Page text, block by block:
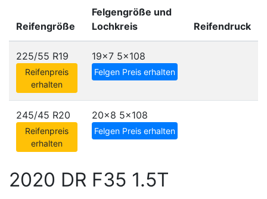
Reifengröße
Felgengröße und
Lochkreis
Reifendruck
225/55 R19
Reifenpreis
erhalten
19x7 5x108
Felgen Preis erhalten
245/45 R20
Reifenpreis
erhalten
20x8 5x108
Felgen Preis erhalten
2020 DR F35 1.5T